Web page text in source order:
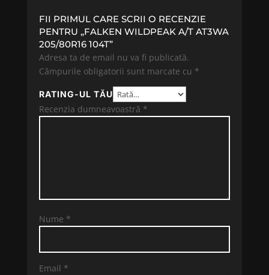
FII PRIMUL CARE SCRII O RECENZIE
PENTRU „FALKEN WILDPEAK A/T AT3WA
205/80R16 104T”
Adresa ta de email nu va fi publicată.
Câmpurile obligatorii sunt marcate cu *
RATING-UL TĂU
Recenzia dumneavoastră *
Nume *
Email *